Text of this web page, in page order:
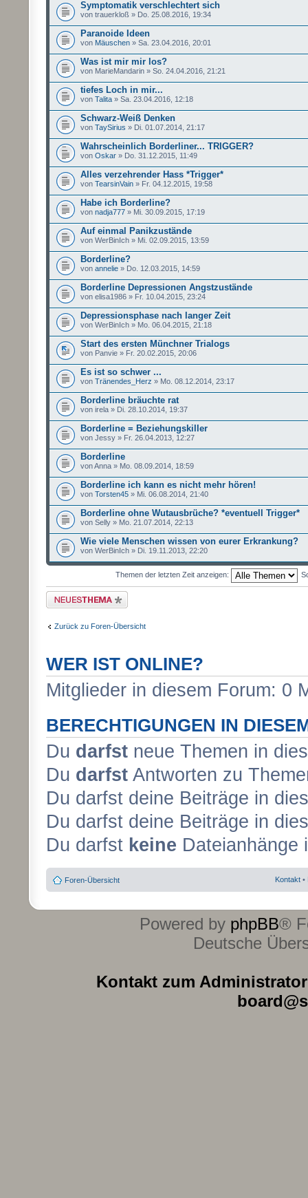
Symptomatik verschlechtert sich
von trauerkloß » Do. 25.08.2016, 19:34
Paranoide Ideen
von Mäuschen » Sa. 23.04.2016, 20:01
Was ist mir mir los?
von MarieMandarin » So. 24.04.2016, 21:21
tiefes Loch in mir...
von Talita » Sa. 23.04.2016, 12:18
Schwarz-Weiß Denken
von TaySirius » Di. 01.07.2014, 21:17
Wahrscheinlich Borderliner... TRIGGER?
von Oskar » Do. 31.12.2015, 11:49
Alles verzehrender Hass *Trigger*
von TearsinVain » Fr. 04.12.2015, 19:58
Habe ich Borderline?
von nadja777 » Mi. 30.09.2015, 17:19
Auf einmal Panikzustände
von WerBinIch » Mi. 02.09.2015, 13:59
Borderline?
von annelie » Do. 12.03.2015, 14:59
Borderline Depressionen Angstzustände
von elisa1986 » Fr. 10.04.2015, 23:24
Depressionsphase nach langer Zeit
von WerBinIch » Mo. 06.04.2015, 21:18
Start des ersten Münchner Trialogs
von Panvie » Fr. 20.02.2015, 20:06
Es ist so schwer ...
von Tränendes_Herz » Mo. 08.12.2014, 23:17
Borderline bräuchte rat
von irela » Di. 28.10.2014, 19:37
Borderline = Beziehungskiller
von Jessy » Fr. 26.04.2013, 12:27
Borderline
von Anna » Mo. 08.09.2014, 18:59
Borderline ich kann es nicht mehr hören!
von Torsten45 » Mi. 06.08.2014, 21:40
Borderline ohne Wutausbrüche? *eventuell Trigger*
von Selly » Mo. 21.07.2014, 22:13
Wie viele Menschen wissen von eurer Erkrankung?
von WerBinIch » Di. 19.11.2013, 22:20
Themen der letzten Zeit anzeigen:
Neues Thema erstellen
Zurück zu Foren-Übersicht
WER IST ONLINE?
Mitglieder in diesem Forum: 0
BERECHTIGUNGEN IN
Du darfst neue Themen in
Du darfst Antworten zu
Du darfst deine Beiträge in
Du darfst deine Beiträge in
Du darfst keine Dateianhänge
Foren-Übersicht Kontakt •
Powered by phpBB®
Deutsche
Kontakt zum